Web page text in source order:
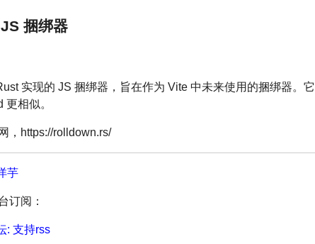
捆绑器
实现的 JS 捆绑器，旨在作为 Vite 中未来使用的捆绑器。
相似。
，https://rolldown.rs/
芋
订阅：
: 支持rss